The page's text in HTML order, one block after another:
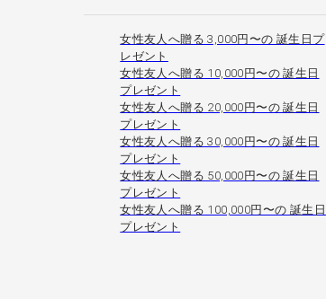
女性友人へ贈る 3,000円〜の 誕生日プ
レゼント
女性友人へ贈る 10,000円〜の 誕生日
プレゼント
女性友人へ贈る 20,000円〜の 誕生日
プレゼント
女性友人へ贈る 30,000円〜の 誕生日
プレゼント
女性友人へ贈る 50,000円〜の 誕生日
プレゼント
女性友人へ贈る 100,000円〜の 誕生日
プレゼント